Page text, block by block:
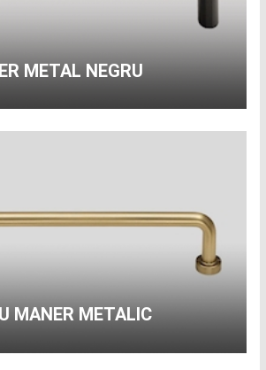
METAL NEGRU
MANER METALIC